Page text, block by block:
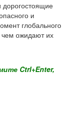
и
глобального
чем ожидают их
Ctrl+Enter,